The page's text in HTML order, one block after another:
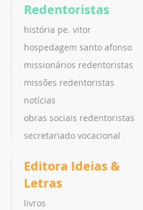
Redentoristas
história pe. vitor
hospedagem santo afonso
missionários redentoristas
missões redentoristas
notícias
obras sociais redentoristas
secretariado vocacional
Editora Ideias &
Letras
livros